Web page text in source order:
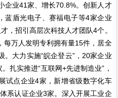
企业41家、增长70.8%。创新人才
蓝盾光电子、赛福电子等4家企业
，招引高层次科技人才团队4个。
每万人发明专利拥有量15件，居全
大力实施“皖企登云”，20家企业
扎实推进“互联网+先进制造业”，
试点企业4家，新增省级数字化车
系认证企业3家。深入开展工业企